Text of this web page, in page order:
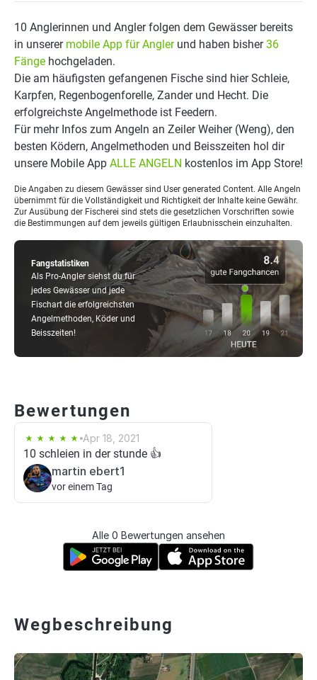
Fangstatistiken
Als Pro-Angler siehst du für
jedes Gewässer und jede
Fischart die erfolgreichsten
Angelmethoden, Köder und
Beisszeiten!
10 Anglerinnen und Angler folgen dem Gewässer bereits
in unserer mobile App für Anglerund haben bisher36
Fänge hochgeladen.
Die am häufigsten gefangenen Fische sind hier Schleie,
Karpfen, Regenbogenforelle, Zander und Hecht. Die
erfolgreichste Angelmethode ist Feedern.
Für mehr Infos zum Angeln an Zeiler Weiher (Weng), den
besten Ködern, Angelmethoden und Beisszeiten hol dir
unsere Mobile App ALLE ANGELN kostenlos im App Store!
Die Angaben zu diesem Gewässer sind User generated Content. Alle Angeln
übernimmt für die Vollständigkeit und Richtigkeit der Inhalte keine Gewähr.
Zur Ausübung der Fischerei sind stets die gesetzlichen Vorschriften sowie
die Bestimmungen auf dem jeweils gültigen Erlaubnisschein einzuhalten.
Bewertungen
Apr 18, 2021
10 schleien in der stunde 👍
martin ebert1
vor einem Tag
Alle 0 Bewertungen ansehen
Wegbeschreibung